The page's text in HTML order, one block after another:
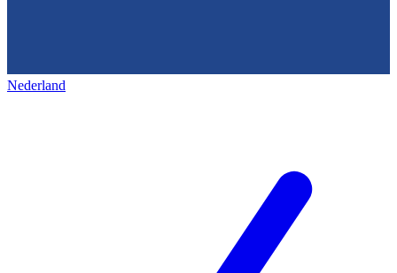
Nederland